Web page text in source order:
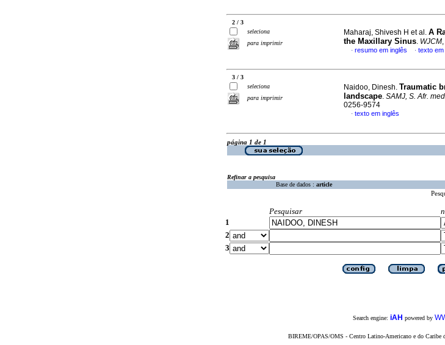
2 / 3
seleciona
para imprimir
Maharaj, Shivesh H et al. A
the Maxillary Sinus. WJCM
· resumo em inglês · texto em
3 / 3
seleciona
para imprimir
Naidoo, Dinesh. Traumatic
landscape. SAMJ, S. Afr.
0256-9574
· texto em inglês
página 1 de 1
Refinar a pesquisa
Base de dados : article
Pesquisar
1
2
3
Search engine: iAH powered by
BIREME/OPAS/OMS - Centro Latino-Americano e do Caribe